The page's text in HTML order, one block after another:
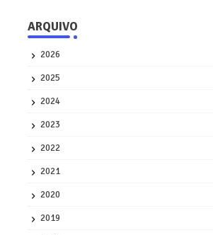
ARQUIVO
2026
2025
2024
2023
2022
2021
2020
2019